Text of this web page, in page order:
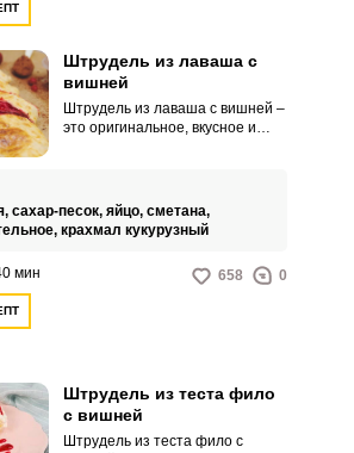
Штрудель из лаваша с
вишней
Штрудель из лаваша с вишней –
это оригинальное, вкусное и
можно приготовить на скорую
руку. Десерт отличается
аппетитным видом и сочной
сахар-песок, яйцо, сметана,
крахмал кукурузный
мин 658 0
Штрудель из теста фило
с вишней
Штрудель из теста фило с